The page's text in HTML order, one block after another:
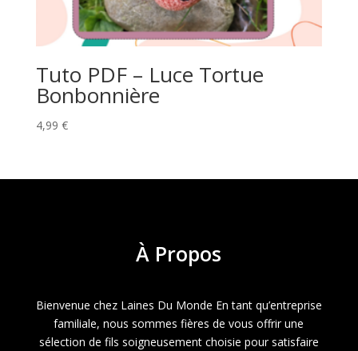
Tuto PDF – Luce Tortue
Bonbonnière
4,99 €
À Propos
Bienvenue chez Laines Du Monde En tant qu’entreprise
familiale, nous sommes fières de vous offrir une
sélection de fils soigneusement choisie pour satisfaire